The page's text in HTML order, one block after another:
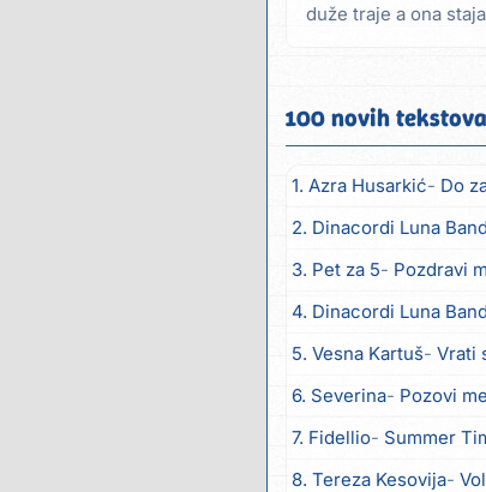
duže traje a ona
100 novih tekstova
1. Azra Husarkić Do
2. Dinacordi Luna Band
3. Pet za 5 Pozdravi
4. Dinacordi Luna Band
5. Vesna Kartuš Vrati
6. Severina Pozovi
7. Fidellio Summer
8. Tereza Kesovija